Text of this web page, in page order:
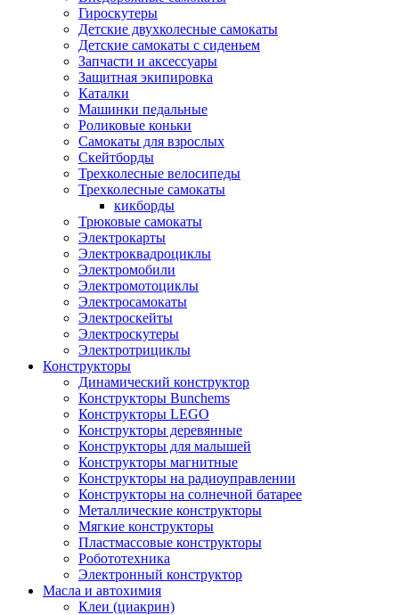
Гироскутеры
Детские двухколесные самокаты
Детские самокаты с сиденьем
Запчасти и аксессуары
Защитная экипировка
Каталки
Машинки педальные
Роликовые коньки
Самокаты для взрослых
Скейтборды
Трехколесные велосипеды
Трехколесные самокаты
кикборды
Трюковые самокаты
Электрокарты
Электроквадроциклы
Электромобили
Электромотоциклы
Электросамокаты
Электроскейты
Электроскутеры
Электротрициклы
Конструкторы
Динамический конструктор
Конструкторы Bunchems
Конструкторы LEGO
Конструкторы деревянные
Конструкторы для малышей
Конструкторы магнитные
Конструкторы на радиоуправлении
Конструкторы на солнечной батарее
Металлические конструкторы
Мягкие конструкторы
Пластмассовые конструкторы
Робототехника
Электронный конструктор
Масла и автохимия
Клеи (циакрин)